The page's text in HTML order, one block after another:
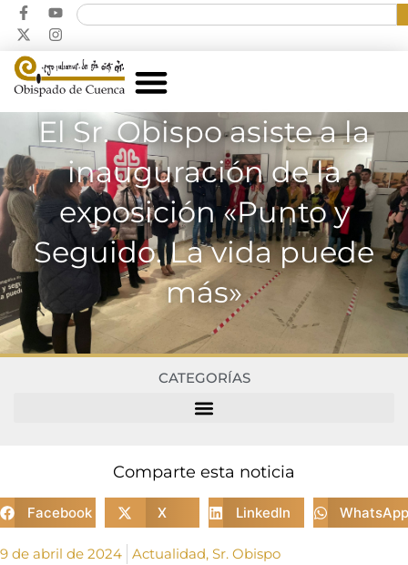
El Sr. Obispo asiste a la
inauguración de la
exposición «Punto y
Seguido. La vida puede
más»
CATEGORÍAS
Comparte esta noticia
Facebook X LinkedIn WhatsApp
9 de abril de 2024 Actualidad, Sr. Obispo